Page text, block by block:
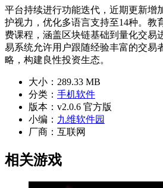
平台持续进行功能迭代，近期更新增
护视力，优化多语言支持至14种。教
费课程，涵盖区块链基础到量化交易
易系统允许用户跟随经验丰富的交易
略，构建良性投资生态。
大小： 289.33 MB
分类： 手机软件
版本： v2.0.6 官方版
小编： 九维软件园
厂商： 互联网
相关游戏